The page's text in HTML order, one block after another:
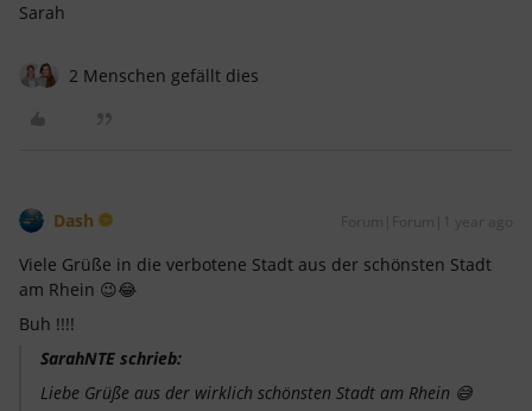
Sarah
2 Menschen gefällt dies
Dash Forum|Forum|1 year ago
Viele Grüße in die verbotene Stadt aus der schönsten Stadt
am Rhein 😉😂
Buh !!!!
SarahNTE schrieb:
Liebe Grüße aus der wirklich schönsten Stadt am Rhein 😅